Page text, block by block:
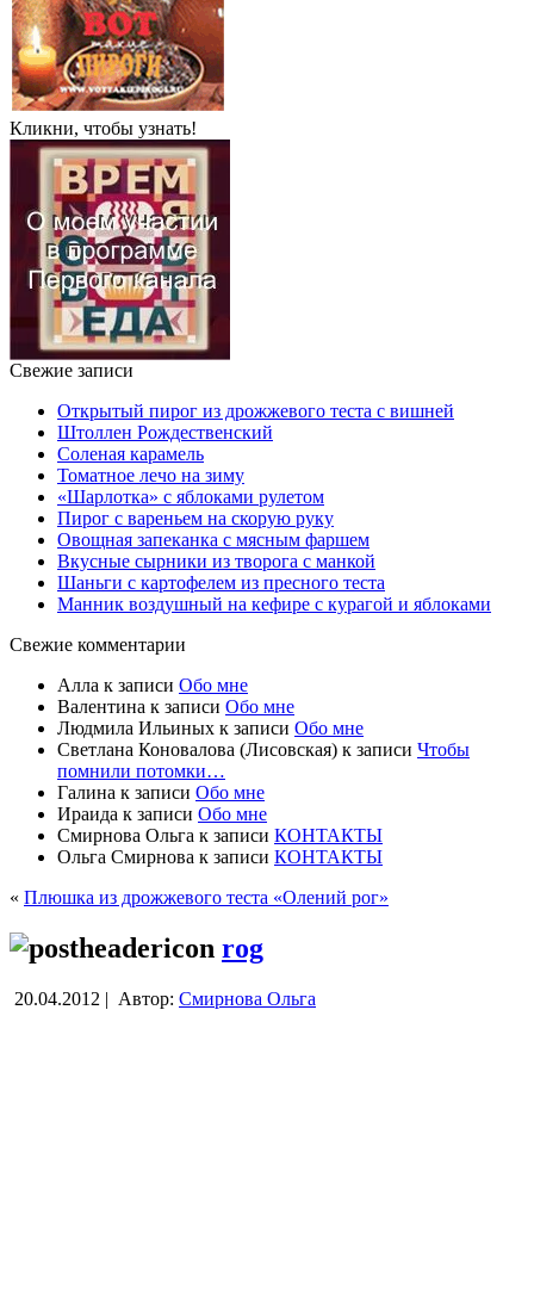
Кликни, чтобы узнать!
Свежие записи
Открытый пирог из дрожжевого теста с вишней
Штоллен Рождественский
Соленая карамель
Томатное лечо на зиму
«Шарлотка» с яблоками рулетом
Пирог с вареньем на скорую руку
Овощная запеканка с мясным фаршем
Вкусные сырники из творога с манкой
Шаньги с картофелем из пресного теста
Манник воздушный на кефире с курагой и яблоками
Свежие комментарии
Алла к записи Обо мне
Валентина к записи Обо мне
Людмила Ильиных к записи Обо мне
Светлана Коновалова (Лисовская) к записи Чтобы
помнили потомки…
Галина к записи Обо мне
Ираида к записи Обо мне
Смирнова Ольга к записи КОНТАКТЫ
Ольга Смирнова к записи КОНТАКТЫ
« Плюшка из дрожжевого теста «Олений рог»
rog
20.04.2012 | Автор: Смирнова Ольга